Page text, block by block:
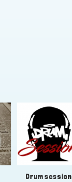
Drum session